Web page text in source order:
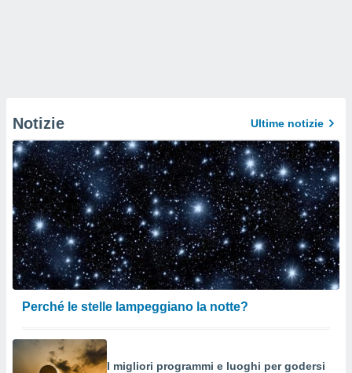
Notizie Ultime notizie
Perché le stelle lampeggiano la notte?
I migliori programmi e luoghi per godersi